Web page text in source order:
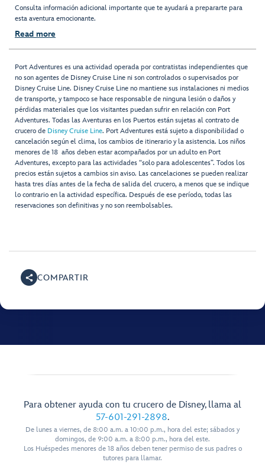
Consulta información adicional importante que te ayudará a prepararte para
esta aventura emocionante.
Read more
Port Adventures es una actividad operada por contratistas independientes que
no son agentes de Disney Cruise Line ni son controlados o supervisados por
Disney Cruise Line. Disney Cruise Line no mantiene sus instalaciones ni medios
de transporte, y tampoco se hace responsable de ninguna lesión o daños y
pérdidas materiales que los visitantes puedan sufrir en relación con Port
Adventures. Todas las Aventuras en los Puertos están sujetas al contrato de
crucero de Disney Cruise Line. Port Adventures está sujeto a disponibilidad o
cancelación según el clima, los cambios de itinerario y la asistencia. Los niños
menores de 18 años deben estar acompañados por un adulto en Port
Adventures, excepto para las actividades “solo para adolescentes”. Todos los
precios están sujetos a cambios sin aviso. Las cancelaciones se pueden realizar
hasta tres días antes de la fecha de salida del crucero, a menos que se indique
lo contrario en la actividad específica. Después de ese período, todas las
reservaciones son definitivas y no son reembolsables.
COMPARTIR
Para obtener ayuda con tu crucero de Disney, llama al
57-601-291-2898.
De lunes a viernes, de 8:00 a.m. a 10:00 p.m., hora del este; sábados y
domingos, de 9:00 a.m. a 8:00 p.m., hora del este.
Los Huéspedes menores de 18 años deben tener permiso de sus padres o
tutores para llamar.